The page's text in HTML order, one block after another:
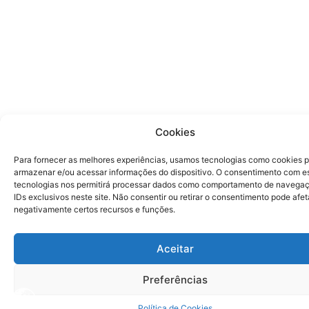
Cookies
Para fornecer as melhores experiências, usamos tecnologias como cookies
armazenar e/ou acessar informações do dispositivo. O consentimento com
tecnologias nos permitirá processar dados como comportamento de
IDs exclusivos neste site. Não consentir ou retirar o consentimento pode
negativamente certos recursos e funções.
Aceitar
Preferências